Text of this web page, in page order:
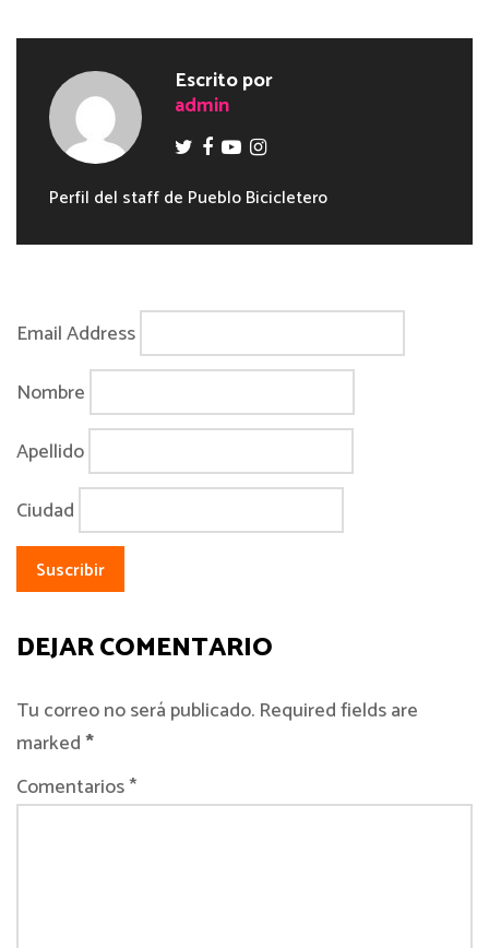
Escrito por
admin
Perfil del staff de Pueblo Bicicletero
Email Address
Nombre
Apellido
Ciudad
DEJAR COMENTARIO
Tu correo no será publicado. Required fields are
marked*
Comentarios *